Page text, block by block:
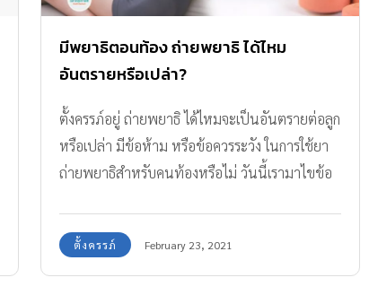
มีพยาธิตอนท้อง ถ่ายพยาธิ ได้ไหม
อันตรายหรือเปล่า?
ตั้งครรภ์อยู่ ถ่ายพยาธิ ได้ไหมจะเป็นอันตรายต่อลูก
หรือเปล่า มีข้อห้าม หรือข้อควรระวัง ในการใช้ยา
ถ่ายพยาธิสำหรับคนท้องหรือไม่ วันนี้เรามาไขข้อ
ตั้งครรภ์ February 23, 2021